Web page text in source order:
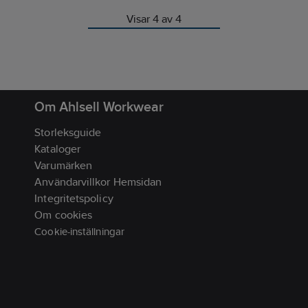
• Integrerat
lindar och samlar överflödig
en kulled som gör att du
Visar 4 av 4
Om Ahlsell Workwear
Storleksguide
Kataloger
Varumärken
Användarvillkor Hemsidan
Integritetspolicy
Om cookies
Cookie-inställningar